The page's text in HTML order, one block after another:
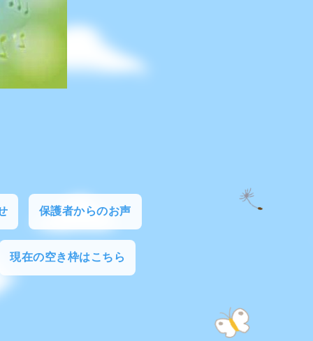
保護者からのお声
現在の空き枠はこちら